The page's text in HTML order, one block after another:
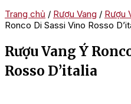
Trang chủ / Rượu Vang / Rượu
Ronco Di Sassi Vino Rosso
Rượu Vang Ý
Rosso D’italia